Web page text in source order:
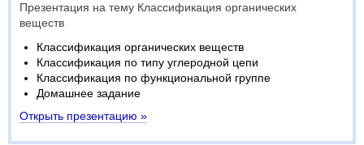
Презентация на тему Классификация органических
веществ
Классификация органических веществ
Классификация по типу углеродной цепи
Классификация по функциональной группе
Домашнее задание
Открыть презентацию »